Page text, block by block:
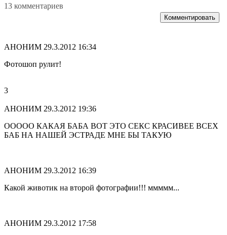
13 комментариев
Комментировать
АНОНИМ 29.3.2012 16:34
Фотошоп рулит!
3
АНОНИМ 29.3.2012 19:36
ООООО КАКАЯ БАБА ВОТ ЭТО СЕКС КРАСИВЕЕ ВСЕХ
БАБ НА НАШЕЙ ЭСТРАДЕ МНЕ БЫ ТАКУЮ
АНОНИМ 29.3.2012 16:39
Какой животик на второй фотографии!!! ммммм...
АНОНИМ 29.3.2012 17:58